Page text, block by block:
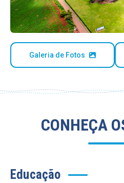
Galeria de Fotos
CONHEÇA
Educação